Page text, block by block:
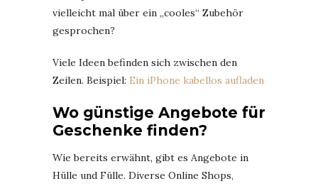
vielleicht mal über ein „cooles“ Zubehör
gesprochen?
Viele Ideen befinden sich zwischen den
Zeilen. Beispiel: Ein iPhone kabellos aufladen
Wo günstige Angebote für
Geschenke finden?
Wie bereits erwähnt, gibt es Angebote in
Hülle und Fülle. Diverse Online Shops,